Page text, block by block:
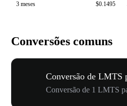
3 meses
$0.1495
Conversões comuns
Conversão de LMTS
Conversão de 1 LMTS